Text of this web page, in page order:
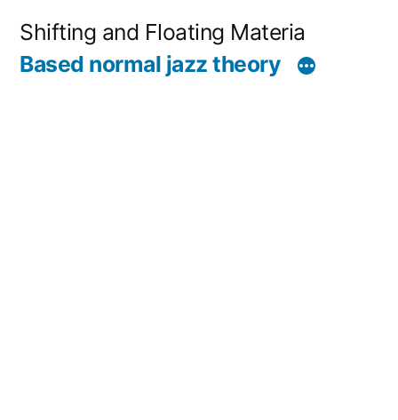
Shifting and Floating Materia
Based normal jazz theory